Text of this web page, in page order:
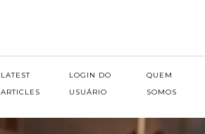
LATEST
ARTICLES
LOGIN DO
USUÁRIO
QUEM
SOMOS